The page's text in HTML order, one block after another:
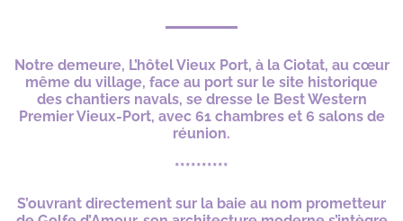
Notre demeure, L’hôtel Vieux Port, à la Ciotat, au cœur
même du village, face au port sur le site historique
des chantiers navals, se dresse le Best Western
Premier Vieux-Port, avec 61 chambres et 6 salons de
réunion.
**********
S’ouvrant directement sur la baie au nom prometteur